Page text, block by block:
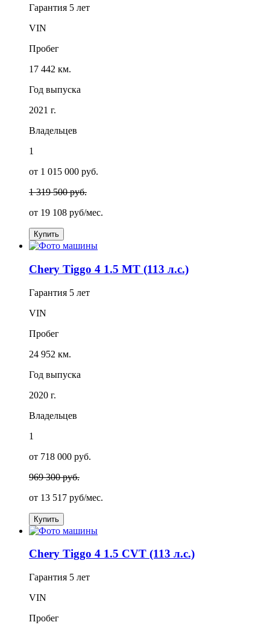
Гарантия 5 лет
VIN
Пробег
17 442 км.
Год выпуска
2021 г.
Владельцев
1
от 1 015 000 руб.
1 319 500 руб.
от 19 108 руб/мес.
Купить
Chery Tiggo 4 1.5 MT (113 л.с.)
Гарантия 5 лет
VIN
Пробег
24 952 км.
Год выпуска
2020 г.
Владельцев
1
от 718 000 руб.
969 300 руб.
от 13 517 руб/мес.
Купить
Chery Tiggo 4 1.5 CVT (113 л.с.)
Гарантия 5 лет
VIN
Пробег